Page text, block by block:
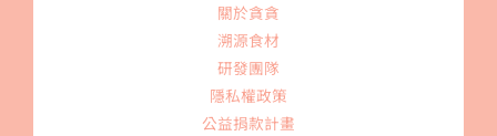
關於貪貪
溯源食材
研發團隊
隱私權政策
公益捐款計畫